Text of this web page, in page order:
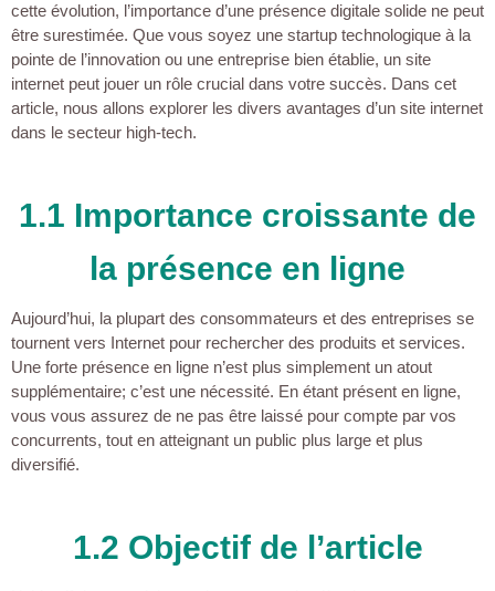
cette évolution, l’importance d’une présence digitale solide ne peut
être surestimée. Que vous soyez une startup technologique à la
pointe de l’innovation ou une entreprise bien établie, un site
internet peut jouer un rôle crucial dans votre succès. Dans cet
article, nous allons explorer les divers avantages d’un site internet
dans le secteur high-tech.
1.1 Importance croissante de
la présence en ligne
Aujourd’hui, la plupart des consommateurs et des entreprises se
tournent vers Internet pour rechercher des produits et services.
Une forte présence en ligne n’est plus simplement un atout
supplémentaire; c’est une nécessité. En étant présent en ligne,
vous vous assurez de ne pas être laissé pour compte par vos
concurrents, tout en atteignant un public plus large et plus
diversifié.
1.2 Objectif de l’article